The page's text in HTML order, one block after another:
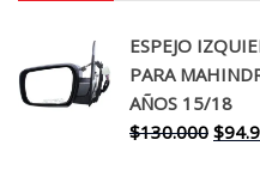
ESPEJO
PARA
AÑOS 15/18
$130.000 El
$